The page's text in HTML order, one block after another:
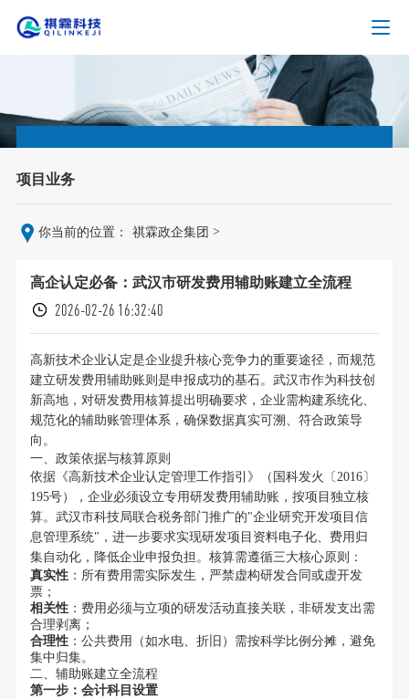
项目业务
你当前的位置： 祺霖政企集团 >
高企认定必备：武汉市研发费用辅助账建立全流程
2026-02-26 16:32:40
高新技术企业认定是企业提升核心竞争力的重要途径，而规范
建立研发费用辅助账则是申报成功的基石。武汉市作为科技创
新高地，对研发费用核算提出明确要求，企业需构建系统化、
规范化的辅助账管理体系，确保数据真实可溯、符合政策导
向。
一、政策依据与核算原则
依据《高新技术企业认定管理工作指引》（国科发火〔2016〕
195号），企业必须设立专用研发费用辅助账，按项目独立核
算。武汉市科技局联合税务部门推广的"企业研究开发项目信
息管理系统"，进一步要求实现研发项目资料电子化、费用归
集自动化，降低企业申报负担。核算需遵循三大核心原则：
真实性：所有费用需实际发生，严禁虚构研发合同或虚开发
票；
相关性：费用必须与立项的研发活动直接关联，非研发支出需
合理剥离；
合理性：公共费用（如水电、折旧）需按科学比例分摊，避免
集中归集。
二、辅助账建立全流程
第一步：会计科目设置